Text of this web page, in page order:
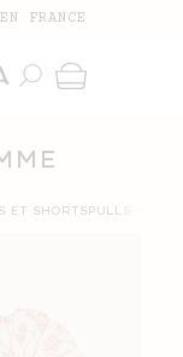
FRANCE
Panier
ET SHORTSPULLS &